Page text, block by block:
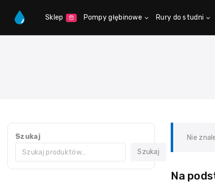
Sklep Pompy głębinowe Rury do studni
Nie
Na
Szukaj
Szukaj